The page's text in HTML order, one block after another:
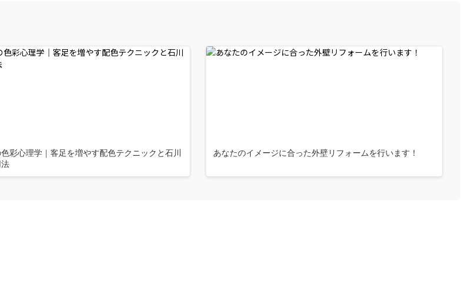
彩心理学｜客足を増やす配色テクニックと石川
あなたのイメージに合った外壁リフォームを行います！